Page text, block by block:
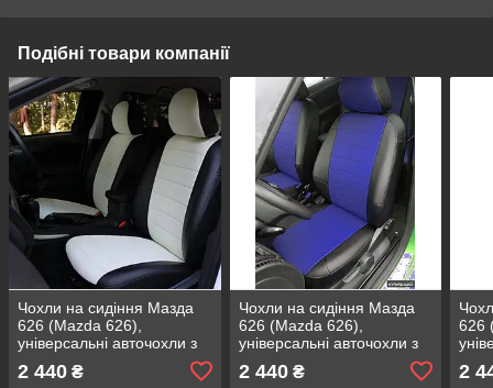
Подібні товари компанії
Чохли на сидіння Мазда
626 (Mazda 626),
універсальні авточохли з
екошкіри в Україні Чорно-
білий
2 440 ₴
Чохли на сидіння Мазда
626 (Mazda 626),
універсальні авточохли з
екошкіри в Україні Чорно-
синій
2 440₴
626
2